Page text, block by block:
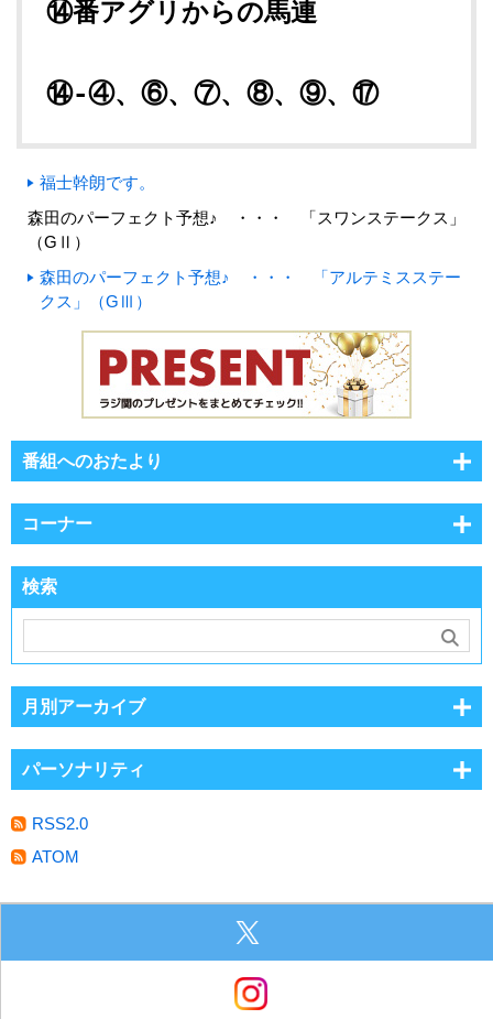
⑭番アグリからの馬連
⑭-④、⑥、⑦、⑧、⑨、⑰
福士幹朗です。
森田のパーフェクト予想♪ ・・・ 「スワンステークス」
（GⅡ）
森田のパーフェクト予想♪ ・・・ 「アルテミスステー
クス」（GⅢ）
番組へのおたより
コーナー
検索
月別アーカイブ
パーソナリティ
RSS2.0
ATOM